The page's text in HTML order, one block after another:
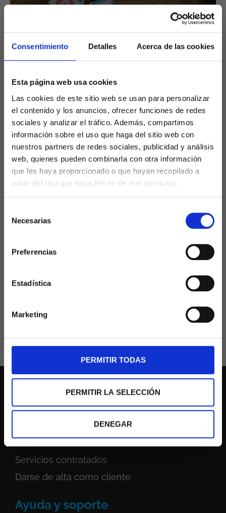
Consentimiento Detalles Acerca de las cookies
Esta página web usa cookies
Las cookies de este sitio web se usan para personalizar
el contenido y los anuncios, ofrecer funciones de redes
sociales y analizar el tráfico. Además, compartimos
información sobre el uso que haga del sitio web con
nuestros partners de redes sociales, publicidad y análisis
web, quienes pueden combinarla con otra información
que les haya proporcionado o que hayan recopilado a
partir del uso que haya hecho de sus servicios.
Necesarias
Preferencias
Estadística
Marketing
PERMITIR TODAS
PERMITIR LA SELECCIÓN
DENEGAR
¿Es efectivo el marketing en redes
sociales para PYMES?
redes sociales se ha convertido en una herramienta
imprescindible para las
LEER MÁS »
Área de clientes
Restablecer contraseña
Servicios contratados
Darse de alta como cliente
Ayuda y soporte